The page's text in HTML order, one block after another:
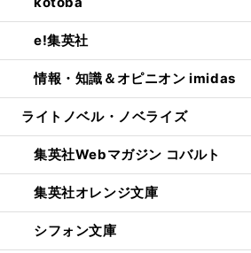
e!集英社
情報・知識＆オピニオン imidas
ライトノベル・ノベライズ
集英社Webマガジン コバルト
集英社オレンジ文庫
シフォン文庫